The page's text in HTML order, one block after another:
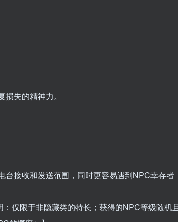
失的精神力。
台接收和发送范围，同时更容易遇到NPC幸存者
：仅限于非隐藏类的特长；获得的NPC等级随机